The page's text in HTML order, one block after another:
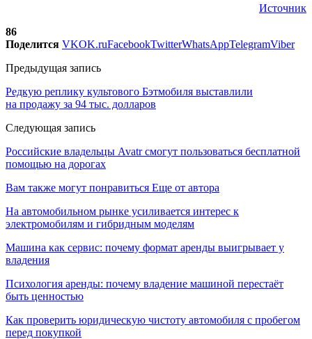
Источник
86
Поделится VKOK.ruFacebookTwitterWhatsAppTelegramViber
Предыдущая запись
Редкую реплику культового Бэтмобиля выставлили
на продажу за 94 тыс. долларов
Следующая запись
Российские владельцы Avatr смогут пользоваться бесплатной
помощью на дорогах
Вам также могут понравиться Еще от автора
На автомобильном рынке усиливается интерес к
электромобилям и гибридным моделям
Машина как сервис: почему формат аренды выигрывает у
владения
Психология аренды: почему владение машиной перестаёт
быть ценностью
Как проверить юридическую чистоту автомобиля с пробегом
перед покупкой